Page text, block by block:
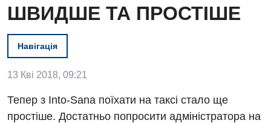
Заходи БПР
Інтернатура
Енциклопедія
Діагностика
Ангіографічні дослідження
Діагностичне відділення
Відділення кардіосудинної патології та неврології
ШВИДШЕ ТА ПРОСТІШЕ
Навігація
13 Кві 2018, 09:21
Тепер з Into-Sana поїхати на таксі стало ще
простіше. Достатньо попросити адміністратора на